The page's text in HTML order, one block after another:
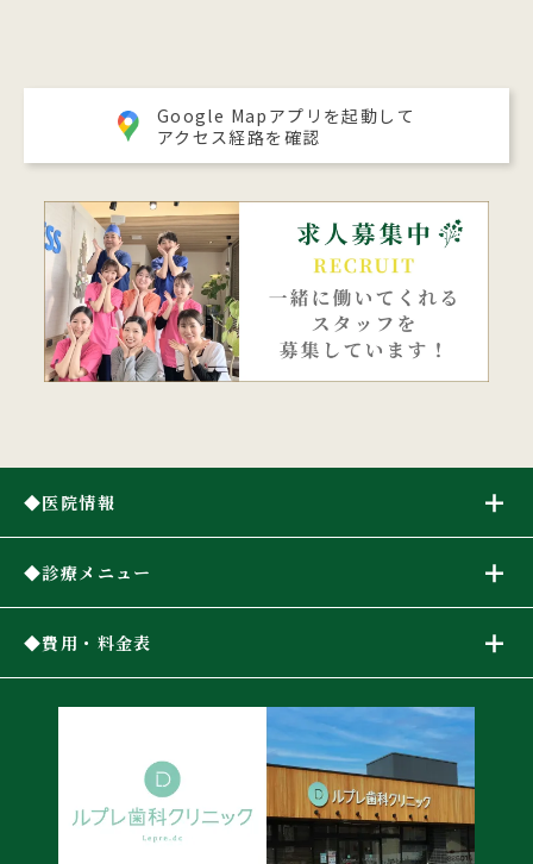
Google Mapアプリを起動して
アクセス経路を確認
医院情報
診療メニュー
費用・料金表